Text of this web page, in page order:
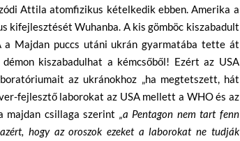
Attila atomfizikus kételkedik ebben. Amerika a
kifejlesztését Wuhanba. A kis gömböc kiszabadult
Majdan puccs utáni ukrán gyarmatába tette át
kiszabadulhat a kémcsőből! Ezért az USA
az ukránokhoz „ha megtetszett, hát
fejlesztő laborokat az USA mellett a WHO és az
majdan csillaga szerint „a Pentagon nem tart fenn
hogy az oroszok ezeket a laborokat ne tudják